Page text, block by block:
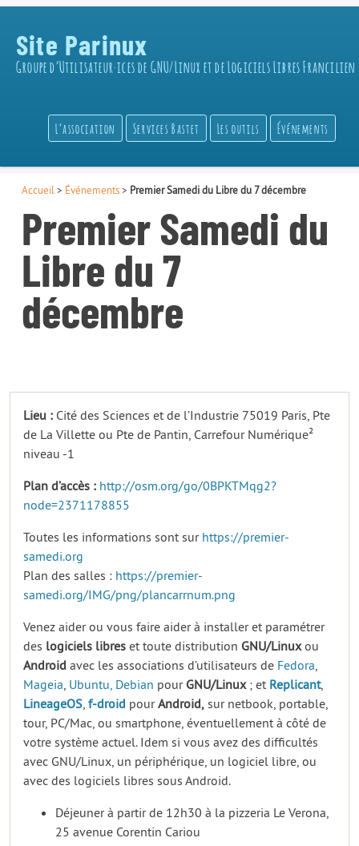
Site Parinux
Groupe d’Utilisateur·ices de GNU/Linux et de Logiciels Libres Francilien
L’association Services Bastet Les outils Événements
Accueil > Événements> Premier Samedi du Libre du 7 décembre
Premier Samedi du
Libre du 7
décembre
Lieu : Cité des Sciences et de l’Industrie 75019 Paris, Pte
de La Villette ou Pte de Pantin, Carrefour Numérique²
niveau -1
Plan d’accès : http://osm.org/go/0BPKTMqg2?
node=2371178855
Toutes les informations sont sur https://premier-
samedi.org
Plan des salles : https://premier-
samedi.org/IMG/png/plancarrnum.png
Venez aider ou vous faire aider à installer et paramétrer
des logiciels libres et toute distribution GNU/Linuxou
Android avec les associations d’utilisateurs de Fedora,
Mageia, Ubuntu, Debian pour GNU/Linux; et Replicant,
LineageOS, f-droid pourAndroid, sur netbook, portable,
tour, PC/Mac, ou smartphone, éventuellement à côté de
votre système actuel. Idem si vous avez des difficultés
avec GNU/Linux, un périphérique, un logiciel libre, ou
avec des logiciels libres sous Android.
Déjeuner à partir de 12h30 à la pizzeria Le Verona,
25 avenue Corentin Cariou